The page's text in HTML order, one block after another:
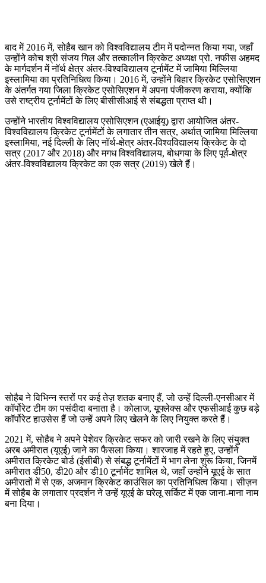
बाद में 2016 में, सोहैब खान को विश्वविद्यालय टीम में पदोन्नत किया गया, जहाँ
उन्होंने कोच श्री संजय गिल और तत्कालीन क्रिकेट अध्यक्ष प्रो. नफीस अहमद
के मार्गदर्शन में नॉर्थ क्षेत्र अंतर-विश्वविद्यालय टूर्नामेंट में जामिया मिल्लिया
इस्लामिया का प्रतिनिधित्व किया। 2016 में, उन्होंने बिहार क्रिकेट एसोसिएशन
के अंतर्गत गया जिला क्रिकेट एसोसिएशन में अपना पंजीकरण कराया, क्योंकि
उसे राष्ट्रीय टूर्नामेंटों के लिए बीसीसीआई से संबद्धता प्राप्त थी।
उन्होंने भारतीय विश्वविद्यालय एसोसिएशन (एआईयू) द्वारा आयोजित अंतर-
विश्वविद्यालय क्रिकेट टूर्नामेंटों के लगातार तीन सत्र, अर्थात् जामिया मिल्लिया
इस्लामिया, नई दिल्ली के लिए नॉर्थ-क्षेत्र अंतर-विश्वविद्यालय क्रिकेट के दो
सत्र (2017 और 2018) और मगध विश्वविद्यालय, बोधगया के लिए पूर्व-क्षेत्र
अंतर-विश्वविद्यालय क्रिकेट का एक सत्र (2019) खेले हैं।
सोहैब ने विभिन्न स्तरों पर कई तेज़ शतक बनाए हैं, जो उन्हें दिल्ली-एनसीआर में
कॉर्पोरेट टीम का पसंदीदा बनाता है। कोलाज, यूफ्लेक्स और एफसीआई कुछ बड़े
कॉर्पोरेट हाउसेस हैं जो उन्हें अपने लिए खेलने के लिए नियुक्त करते हैं।
2021 में, सोहैब ने अपने पेशेवर क्रिकेट सफर को जारी रखने के लिए संयुक्त
अरब अमीरात (यूएई) जाने का फैसला किया। शारजाह में रहते हुए, उन्होंने
अमीरात क्रिकेट बोर्ड (ईसीबी) से संबद्ध टूर्नामेंटों में भाग लेना शुरू किया, जिनमें
अमीरात डी50, डी20 और डी10 टूर्नामेंट शामिल थे, जहाँ उन्होंने यूएई के सात
अमीरातों में से एक, अजमान क्रिकेट काउंसिल का प्रतिनिधित्व किया। सीज़न
में सोहैब के लगातार प्रदर्शन ने उन्हें यूएई के घरेलू सर्किट में एक जाना-माना नाम
बना दिया।